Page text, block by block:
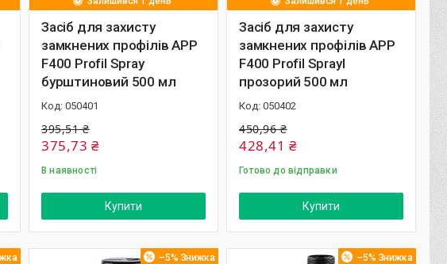
Засіб для захисту
замкнених профілів APP
F400 Profil Spray
бурштиновий 500 мл
050401
395,51 ₴
375,73 ₴
В наявності
Купити
Засіб для захисту
замкнених профілів APP
F400 Profil Sprayl
прозорий 500 мл
050402
450,96 ₴
428,41 ₴
Готово до відправки
Купити
–5% –5%